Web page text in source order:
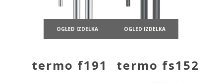
OGLED IZDELKA OGLED IZDELKA
termo f191 termo fs152